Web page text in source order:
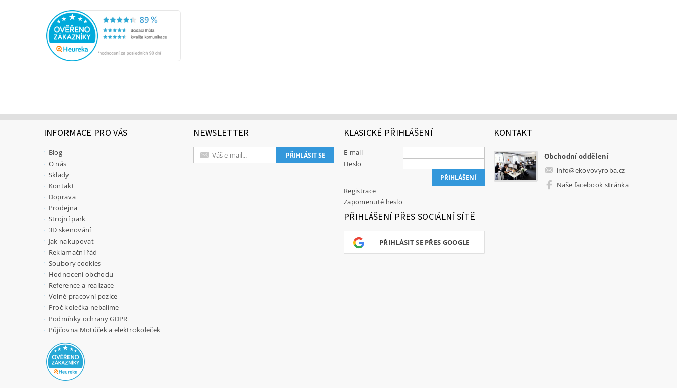
INFORMACE PRO VÁS
Blog
O nás
Sklady
Kontakt
Doprava
Prodejna
Strojní park
3D skenování
Jak nakupovat
Reklamační řád
Soubory cookies
Hodnocení obchodu
Reference a realizace
Volné pracovní pozice
Proč kolečka nebalíme
Podmínky ochrany GDPR
Půjčovna Motúček a elektrokoleček
NEWSLETTER KLASICKÉ PŘIHLÁŠENÍ
E-mail
Heslo
Registrace
Zapomenuté heslo
PŘIHLÁŠENÍ PŘES SOCIÁLNÍ SÍTĚ
PŘIHLÁSIT SE PŘES GOOGLE
KONTAKT
Obchodní oddělení
info@ekovovyroba.cz
Naše facebook stránka